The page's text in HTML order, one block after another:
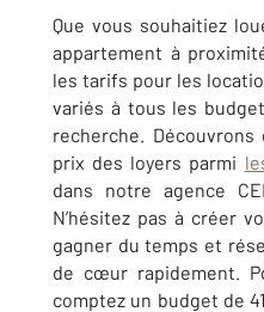
Que vous souhaitiez
appartement à
les tarifs pour les
variés à tous les
recherche.
prix des loyers parmi
dans notre agence
N’hésitez pas à créer
gagner du temps et
de cœur rapidement.
comptez un budget de